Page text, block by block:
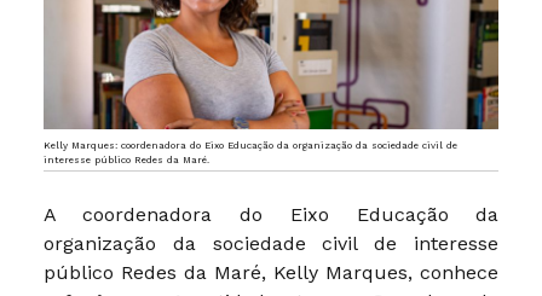
Kelly Marques: coordenadora do Eixo Educação da organização da sociedade civil de
interesse público Redes da Maré.
A coordenadora do Eixo Educação da
organização da sociedade civil de interesse
público Redes da Maré, Kelly Marques, conhece